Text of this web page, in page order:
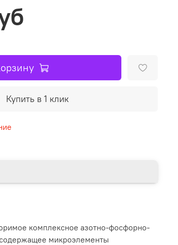
Купить в 1 клик
комплексное азотно-фосфорно-
микроэлементы